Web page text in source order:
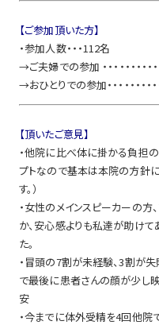
【ご参加頂いた方】
・参加人数・・・112名
→ご夫婦での参加 ・・・・・・・・
→おひとりでの参加・・・・・・・・・
【頂いたご意見】
・他院に比べ体に掛かる負担の
プトなので基本は本院の方針
す。）
・女性のメインスピーカーの
か、安心感よりも私達が助けて
た。
・冒頭の7割が未経験、3割が
で最後に患者さんの顔が少し
安
・今までに体外受精を4回他院